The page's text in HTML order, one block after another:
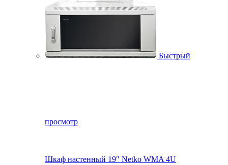
Быстрый
просмотр
Шкаф настенный 19″ Netko WMA 4U